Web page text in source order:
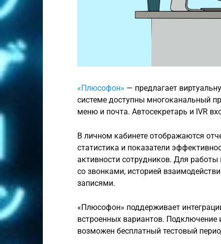
«Плюсофон» — предлагает
системе доступны многоканальный
меню и почта. Автосекретарь и IVR
В личном кабинете отображаются
статистика и показатели
активности сотрудников. Для
со звонками, историей
записями.
«Плюсофон» поддерживает
встроенных вариантов.
возможен бесплатный тестовый